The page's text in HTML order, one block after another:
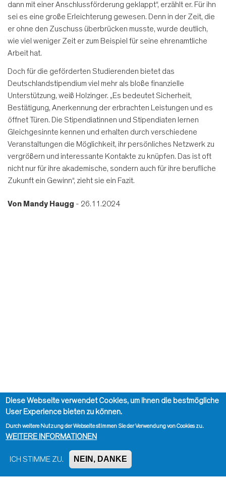
dann mit einer Anschlussförderung geklappt“, erzählt er. Für ihn
sei es eine große Erleichterung gewesen. Denn in der Zeit, die
er ohne den Zuschuss überbrücken musste, wurde deutlich,
wie viel weniger Zeit er zum Beispiel für seine ehrenamtliche
Arbeit hat.
Doch für die geförderten Studierenden bietet das
Deutschlandstipendium viel mehr als bloße finanzielle
Unterstützung, weiß Holzinger. „Es bedeutet Sicherheit,
Bestätigung, Anerkennung der erbrachten Leistungen und es
öffnet Türen. Die Stipendiatinnen und Stipendiaten lernen
Gleichgesinnte kennen und erhalten durch verschiedene
Veranstaltungen die Möglichkeit, ihr persönliches Netzwerk zu
vergrößern und interessante Kontakte zu knüpfen. Das ist oft
nicht nur für ihre akademische, sondern auch für ihre berufliche
Zukunft ein Gewinn“, zieht sie ein Fazit.
Von Mandy Haugg - 26.11.2024
Diese Webseite verwendet Cookies, um Ihnen die bestmögliche
User Experience bieten zu können.
Durch weitere Nutzung der Webseite stimmen Sie der Verwendung von Cookies zu.
WEITERE INFORMATIONEN
ICH STIMME ZU. NEIN, DANKE